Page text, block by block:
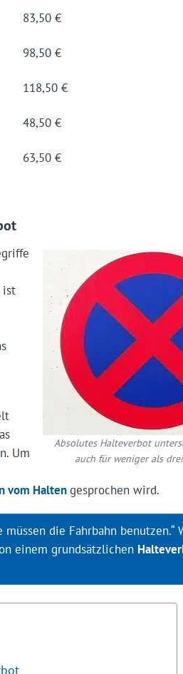
83,50 €
98,50 €
118,50 €
48,50 €
63,50 €
Absolutes Halteverbot
auch für weniger als
ist
Um
vom Haltengesprochen wird.
die Fahrbahn benutzen.“
einem grundsätzlichen